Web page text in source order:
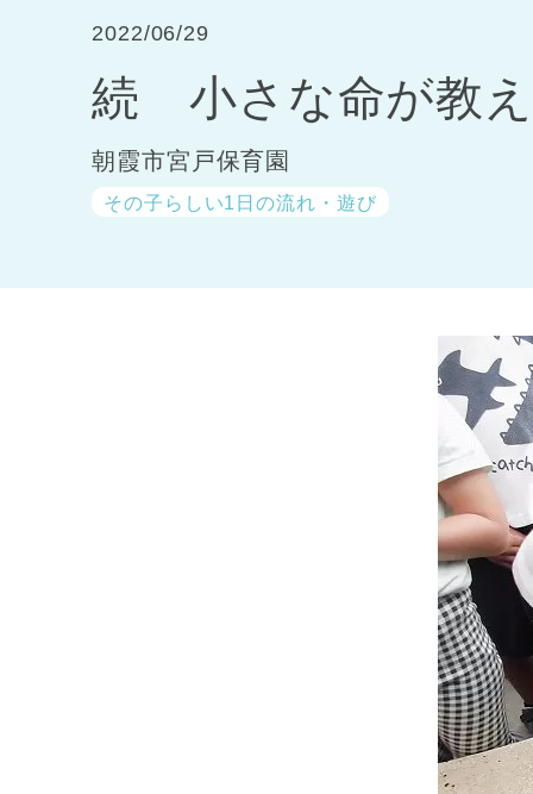
都道府県
東京都 東京都 全域(44)
(23)
2022/06/29
続 小さな命が教
朝霞市宮戸保育園
その子らしい1日の流れ・遊び